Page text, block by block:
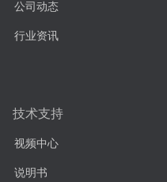
技术支持
视频中心
说明书
公司动态
行业资讯